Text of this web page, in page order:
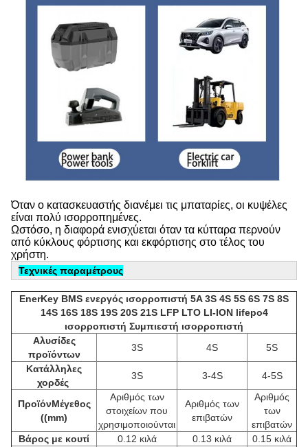
Όταν ο κατασκευαστής διανέμει τις μπαταρίες, οι κυψέλες
είναι πολύ ισορροπημένες.
Ωστόσο, η διαφορά ενισχύεται όταν τα κύτταρα περνούν
από κύκλους φόρτισης και εκφόρτισης στο τέλος του
χρήστη.
Τεχνικές παραμέτρους
EnerKey BMS ενεργός ισορροπιστή 5A 3S 4S 5S 6S 7S 8S
14S 16S 18S 19S 20S 21S LFP LTO LI-ION lifepo4
ισορροπιστή Συμπιεστή ισορροπιστή
Αλυσίδες
προϊόντων
3S 4S
5S
Κατάλληλες
χορδές
3S 3-4S 4-5S
ΠροϊόνΜέγεθος
((mm)
Αριθμός των
στοιχείων που
χρησιμοποιούνται
Αριθμός των
επιβατών
Αριθμός
των
επιβατών
Βάρος με κουτί
0.12 κιλά 0.13 κιλά 0.15 κιλά